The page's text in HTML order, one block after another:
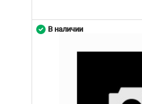
В наличии